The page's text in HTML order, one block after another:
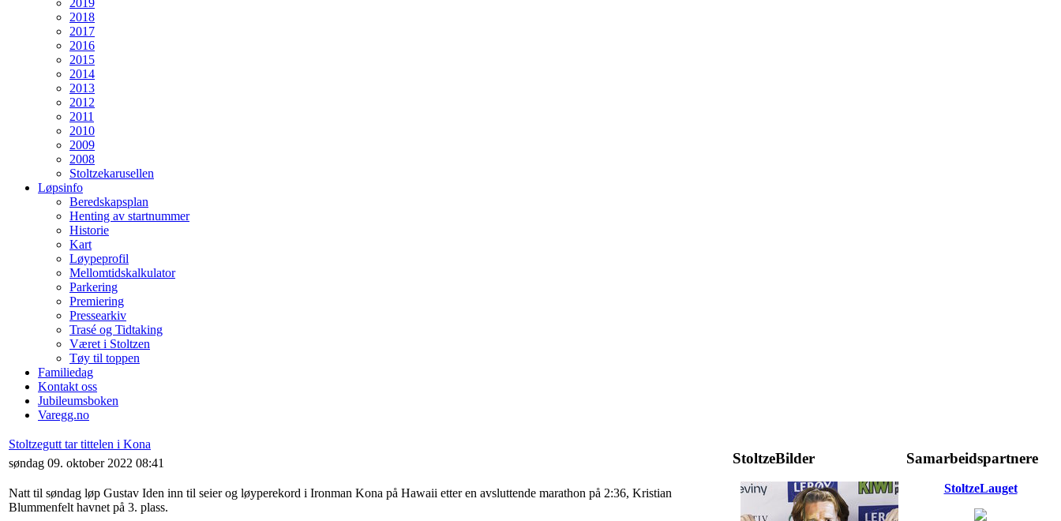
2019
2018
2017
2016
2015
2014
2013
2012
2011
2010
2009
2008
Stoltzekarusellen
Løpsinfo
Beredskapsplan
Henting av startnummer
Historie
Kart
Løypeprofil
Mellomtidskalkulator
Parkering
Premiering
Pressearkiv
Trasé og Tidtaking
Været i Stoltzen
Tøy til toppen
Familiedag
Kontakt oss
Jubileumsboken
Varegg.no
Stoltzegutt tar tittelen i Kona
søndag 09. oktober 2022 08:41
Natt til søndag løp Gustav Iden inn til seier og løyperekord i Ironman Kona på Hawaii etter en avsluttende marathon på 2:36, Kristian
Blummenfelt havnet på 3. plass.
StoltzeBilder Samarbeidspartnere
StoltzeLauget